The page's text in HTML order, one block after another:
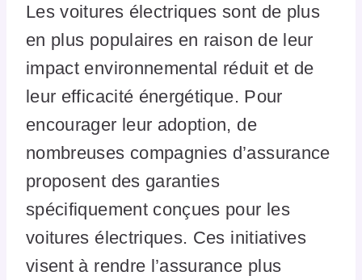
Les voitures électriques sont de plus
en plus populaires en raison de leur
impact environnemental réduit et de
leur efficacité énergétique. Pour
encourager leur adoption, de
nombreuses compagnies d’assurance
proposent des garanties
spécifiquement conçues pour les
voitures électriques. Ces initiatives
visent à rendre l’assurance plus